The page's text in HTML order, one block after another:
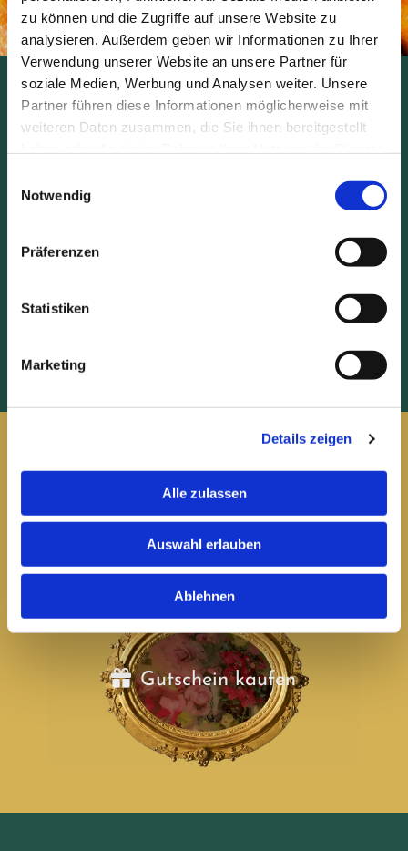
zu können und die Zugriffe auf unsere Website zu
analysieren. Außerdem geben wir Informationen zu Ihrer
Verwendung unserer Website an unsere Partner für
soziale Medien, Werbung und Analysen weiter. Unsere
Partner führen diese Informationen möglicherweise mit
weiteren Daten zusammen, die Sie ihnen bereitgestellt
Notwendig
Präferenzen
Statistiken
Marketing
Details zeigen
Alle zulassen
Auswahl erlauben
Ablehnen
Jeden Samstag & Sonntag
Wählen Sie zwischen:
Turkey
Yorkshire Pudding
Gutscheine
Ein tollesGeschenkfür Freunde, Familie und Kollegen
zur Einlösung im Restaurant. Nach dem Kauf wird Ihnen
Gutschein kaufen